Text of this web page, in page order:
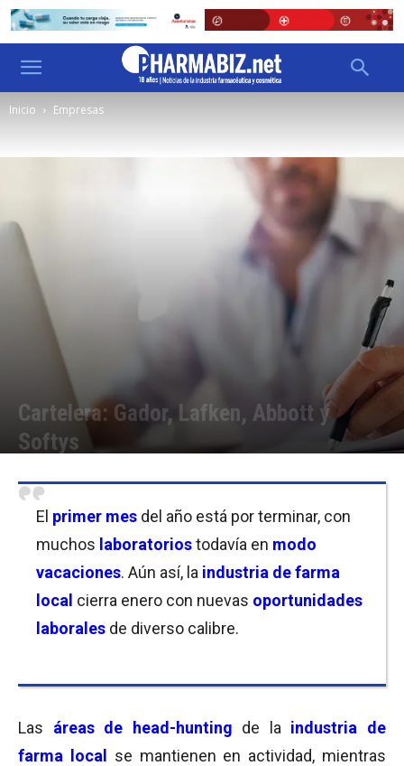
Inicio Empresas
Cartelera: Gador, Lafken, Abbott y
Softys
El primer mes del año está por terminar, con
muchos laboratoriostodavía en modo
vacaciones. Aún así, la industria de farma
local cierra enero con nuevas oportunidades
laborales de diverso calibre.
Las áreas de head-hunting de la industria de
farma local
se mantienen en actividad, mientras